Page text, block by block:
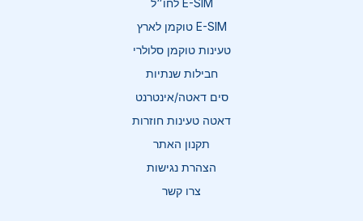
E-SIM לחו״ל
E-SIM טוקמן לארץ
טעינות טוקמן סלולרי
חבילות שנתיות
סים דאטה/אינטרנט
דאטה טעינות חוזרות
תקנון האתר
הצהרת נגישות
צרו קשר